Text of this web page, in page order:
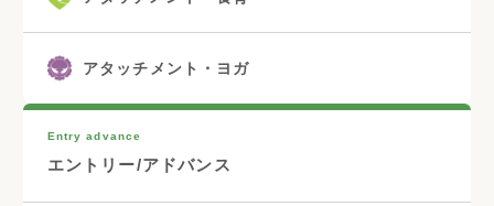
アタッチメント・ヨガ
Entry advance
エントリー/アドバンス